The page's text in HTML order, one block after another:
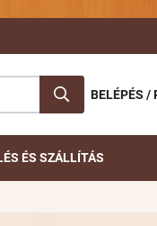
BELÉPÉS /
ÉS SZÁLLÍTÁS